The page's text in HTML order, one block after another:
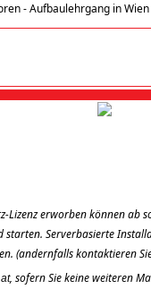
- Aufbaulehrgang in Wien
Lizenz erworben können ab
Serverbasierte
(andernfalls kontaktieren
, sofern Sie keine weiteren